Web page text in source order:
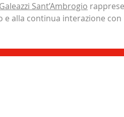
Sant’Ambrogio
e alla continua interazione